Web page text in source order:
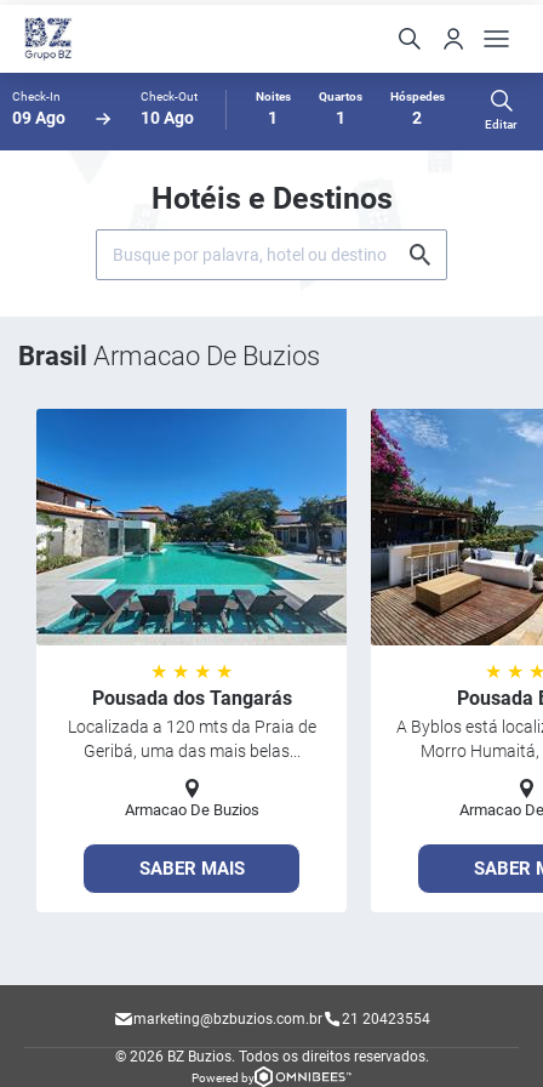
Check-In
09 Ago
Check-Out
10 Ago
Noites
1
Quartos
1
Hóspedes
2 Editar
Hotéis e Destinos
Brasil Armacao De Buzios
★ ★ ★ ★
Pousada dos Tangarás
Localizada a 120 mts da Praia de
Geribá, uma das mais belas...
Armacao De Buzios
SABER MAIS
★ ★
Pousada
A Byblos está
Morro Humaitá,
Armacao
SABER
marketing@bzbuzios.com.br 21 20423554
© 2026 BZ Buzios. Todos os direitos reservados.
Powered by